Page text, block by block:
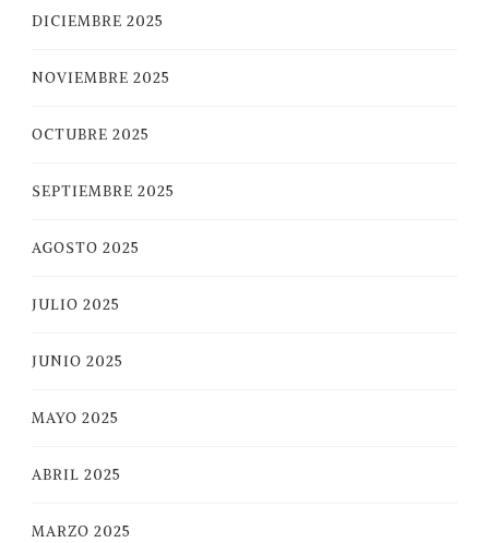
DICIEMBRE 2025
NOVIEMBRE 2025
OCTUBRE 2025
SEPTIEMBRE 2025
AGOSTO 2025
JULIO 2025
JUNIO 2025
MAYO 2025
ABRIL 2025
MARZO 2025